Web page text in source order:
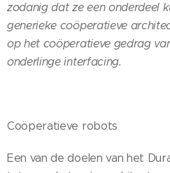
zodanig dat ze een onderdeel
generieke coöperatieve
op het coöperatieve gedrag
onderlinge interfacing.
Coöperatieve robots
Een van de doelen van het